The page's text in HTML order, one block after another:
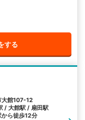
する
大館107-12
/ 大館駅 / 扇田駅
ら徒歩12分